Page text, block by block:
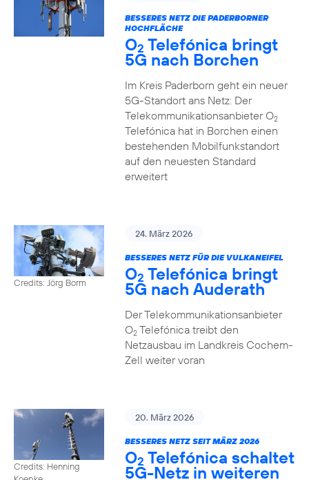
BESSERES NETZ DIE PADERBORNER
HOCHFLÄCHE
O2 Telefónica bringt
5G nach Borchen
Im Kreis Paderborn geht ein neuer
5G-Standort ans Netz: Der
Telekommunikationsanbieter O2
Telefónica hat in Borchen einen
bestehenden Mobilfunkstandort
auf den neuesten Standard
erweitert
Credits: Jörg Borm
24. März 2026
BESSERES NETZ FÜR DIE VULKANEIFEL
O2 Telefónica bringt
5G nach Auderath
Der Telekommunikationsanbieter
O2Telefónica treibt den
Netzausbau im Landkreis Cochem-
Zell weiter voran
Credits: Henning
20. März 2026
BESSERES NETZ SEIT MÄRZ 2026
O2 Telefónica schaltet
5G-Netz in weiteren